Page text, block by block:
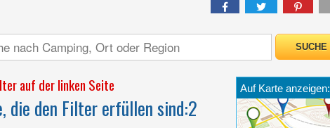
auf der linken Seite
die den Filter erfüllen sind:2
Auf Karte anzeigen:
DES WUNDERBAREN
RAHMEN VON GOLF